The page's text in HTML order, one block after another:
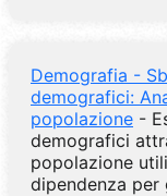
Demografia -
demografici:
popolazione -
demografici
popolazione
dipendenza per